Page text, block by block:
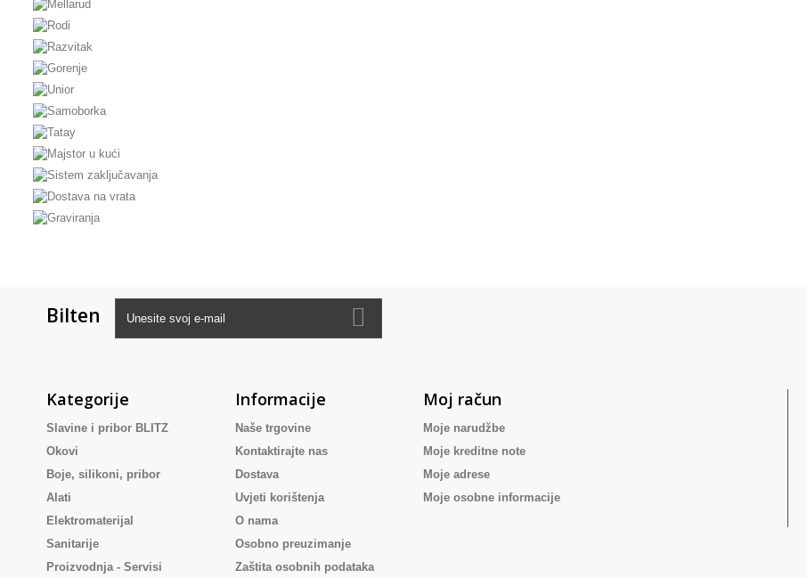
Bilten
Kategorije
Slavine i pribor BLITZ
Okovi
Boje, silikoni, pribor
Alati
Elektromaterijal
Sanitarije
Proizvodnja - Servisi
Informacije
Naše trgovine
Kontaktirajte nas
Dostava
Uvjeti korištenja
O nama
Osobno preuzimanje
Zaštita osobnih podataka
Moj račun
Moje narudžbe
Moje kreditne note
Moje adrese
Moje osobne informacije